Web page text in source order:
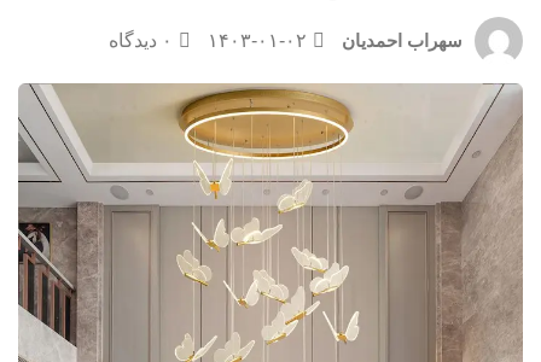
سهراب احمدیان ۱۴۰۳-۰۱-۰۲ ۰ دیدگاه